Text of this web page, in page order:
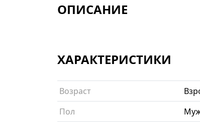
ОПИСАНИЕ
ХАРАКТЕРИСТИКИ
Возраст
Пол